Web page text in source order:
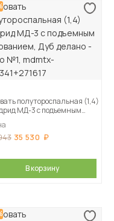
полутороспальная (1,4)
МД-3 с подъемным
35 530
В корзину